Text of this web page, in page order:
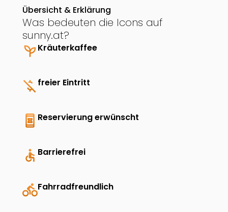
Übersicht & Erklärung
Was bedeuten die Icons auf
sunny.at?
psychiatryKräuterkaffee
money_off freier Eintritt
book_online Reservierung erwünscht
accessible Barrierefrei
directions_bikeFahrradfreundlich